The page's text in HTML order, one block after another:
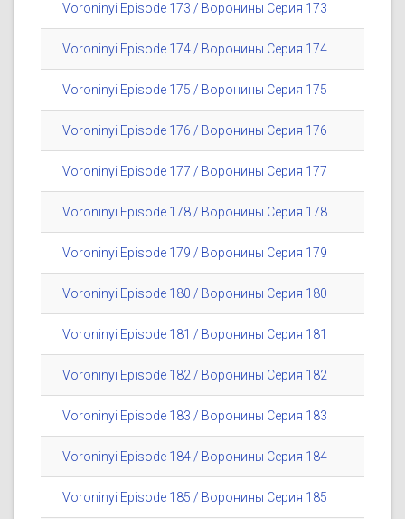
Voroninyi Episode 173 / Воронины Серия 173
Voroninyi Episode 174 / Воронины Серия 174
Voroninyi Episode 175 / Воронины Серия 175
Voroninyi Episode 176 / Воронины Серия 176
Voroninyi Episode 177 / Воронины Серия 177
Voroninyi Episode 178 / Воронины Серия 178
Voroninyi Episode 179 / Воронины Серия 179
Voroninyi Episode 180 / Воронины Серия 180
Voroninyi Episode 181 / Воронины Серия 181
Voroninyi Episode 182 / Воронины Серия 182
Voroninyi Episode 183 / Воронины Серия 183
Voroninyi Episode 184 / Воронины Серия 184
Voroninyi Episode 185 / Воронины Серия 185